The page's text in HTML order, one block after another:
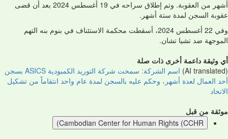
أشهر من العقوبة. وتم إطلاق سراحه في 19 أغسطس 2024 بعد أن قضى
عقوبة السجن لمدة ستة أشهر.
وفي 22 أغسطس 2024، أسقطت محكمة الاستئناف في بنوم بنه التهم
الموجهة ضد تشيا تشان.
أي وثيقة داعمة أخرى ذات صلة
(AI translated)
اسم الشركة: سمحت شركة التوريد الكمبودية ASICS بسجن
أحد العمال لعدة أشهر، وحكم عليه بالسجن لمدة عام واحد انتقاماً من تشكيل
الاتحاد
موثقة من قبل
Cambodian Center for Human Rights (CCHR)